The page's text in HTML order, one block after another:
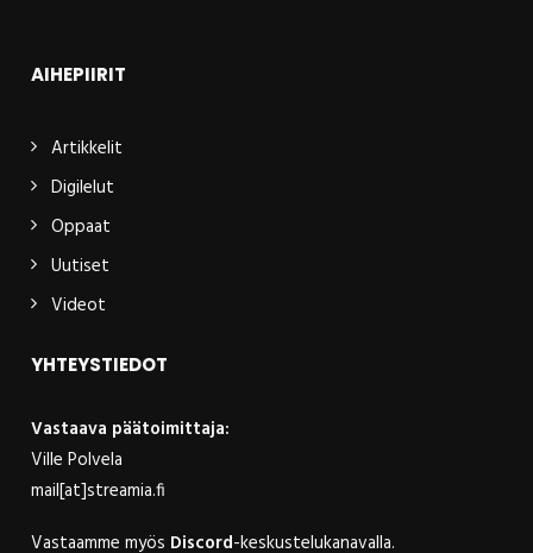
AIHEPIIRIT
Artikkelit
Digilelut
Oppaat
Uutiset
Videot
YHTEYSTIEDOT
Vastaava päätoimittaja:
Ville Polvela
mail[at]streamia.fi
Vastaamme myös Discord-keskustelukanavalla.